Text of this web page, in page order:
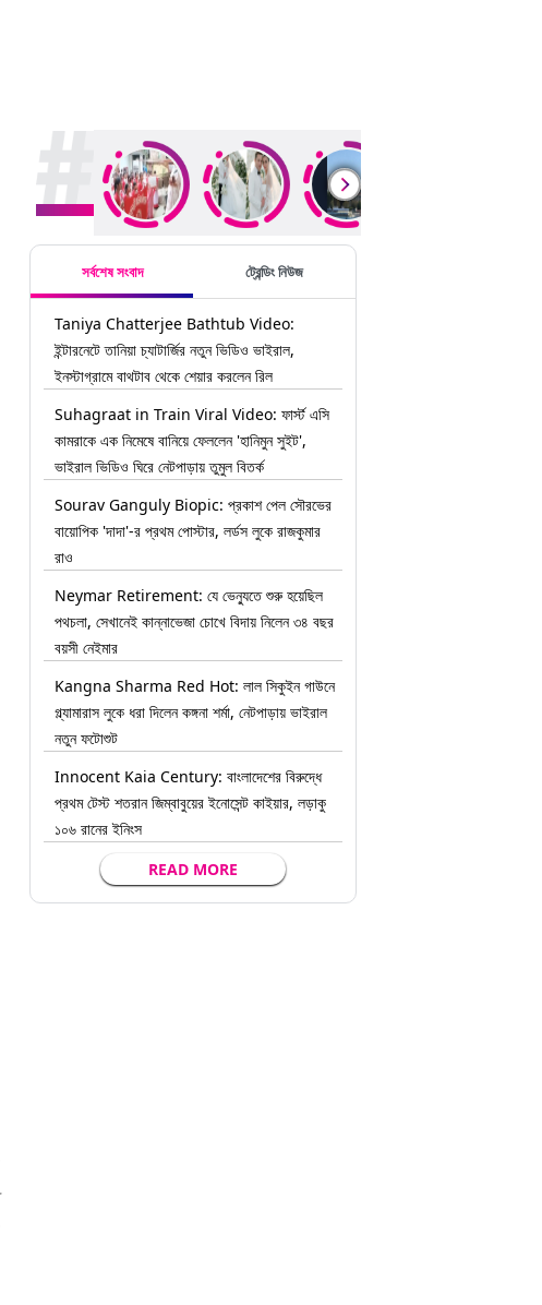
সর্বশেষ সংবাদ ট্রেন্ডিং নিউজ
Taniya Chatterjee Bathtub Video:
ইন্টারনেটে তানিয়া চ্যাটার্জির নতুন ভিডিও ভাইরাল,
ইনস্টাগ্রামে বাথটাব থেকে শেয়ার করলেন রিল
Suhagraat in Train Viral Video: ফার্স্ট এসি
কামরাকে এক নিমেষে বানিয়ে ফেললেন 'হানিমুন সুইট',
ভাইরাল ভিডিও ঘিরে নেটপাড়ায় তুমুল বিতর্ক
Sourav Ganguly Biopic: প্রকাশ পেল সৌরভের
বায়োপিক 'দাদা'-র প্রথম পোস্টার, লর্ডস লুকে রাজকুমার
রাও
Neymar Retirement: যে ভেন্যুতে শুরু হয়েছিল
পথচলা, সেখানেই কান্নাভেজা চোখে বিদায় নিলেন ৩৪ বছর
বয়সী নেইমার
Kangna Sharma Red Hot: লাল সিকুইন গাউনে
গ্ল্যামারাস লুকে ধরা দিলেন কঙ্গনা শর্মা, নেটপাড়ায় ভাইরাল
নতুন ফটোশুট
Innocent Kaia Century: বাংলাদেশের বিরুদ্ধে
প্রথম টেস্ট শতরান জিম্বাবুয়ের ইনোসেন্ট কাইয়ার, লড়াকু
১০৬ রানের ইনিংস
READ MORE